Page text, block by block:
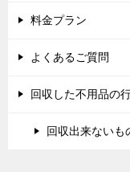
料金プラン
よくあるご質問
回収した不用品の
回収出来ないも